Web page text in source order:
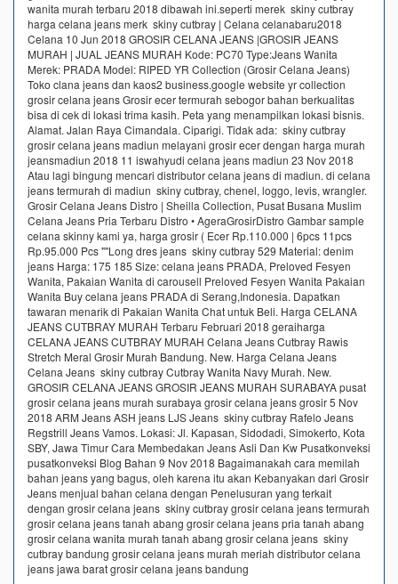
wanita murah terbaru 2018 dibawah ini.seperti merek skiny cutbray
harga celana jeans merk skiny cutbray | Celana celanabaru2018
Celana 10 Jun 2018 GROSIR CELANA JEANS |GROSIR JEANS
MURAH | JUAL JEANS MURAH Kode: PC70 Type:Jeans Wanita
Merek: PRADA Model: RIPED YR Collection (Grosir Celana Jeans)
Toko clana jeans dan kaos2 business.google website yr collection
grosir celana jeans Grosir ecer termurah sebogor bahan berkualitas
bisa di cek di lokasi trima kasih. Peta yang menampilkan lokasi bisnis.
Alamat. Jalan Raya Cimandala. Ciparigi. Tidak ada: skiny cutbray
grosir celana jeans madiun melayani grosir ecer dengan harga murah
jeansmadiun 2018 11 iswahyudi celana jeans madiun 23 Nov 2018
Atau lagi bingung mencari distributor celana jeans di madiun. di celana
jeans termurah di madiun skiny cutbray, chenel, loggo, levis, wrangler.
Grosir Celana Jeans Distro | Sheilla Collection, Pusat Busana Muslim
Celana Jeans Pria Terbaru Distro • AgeraGrosirDistro Gambar sample
celana skinny kami ya, harga grosir ( Ecer Rp.110.000 | 6pcs 11pcs
Rp.95.000 Pcs ""Long dres jeans skiny cutbray 529 Material: denim
jeans Harga: 175 185 Size: celana jeans PRADA, Preloved Fesyen
Wanita, Pakaian Wanita di carousell Preloved Fesyen Wanita Pakaian
Wanita Buy celana jeans PRADA di Serang,Indonesia. Dapatkan
tawaran menarik di Pakaian Wanita Chat untuk Beli. Harga CELANA
JEANS CUTBRAY MURAH Terbaru Februari 2018 geraiharga
CELANA JEANS CUTBRAY MURAH Celana Jeans Cutbray Rawis
Stretch Meral Grosir Murah Bandung. New. Harga Celana Jeans
Celana Jeans skiny cutbray Cutbray Wanita Navy Murah. New.
GROSIR CELANA JEANS GROSIR JEANS MURAH SURABAYA pusat
grosir celana jeans murah surabaya grosir celana jeans grosir 5 Nov
2018 ARM Jeans ASH jeans LJS Jeans skiny cutbray Rafelo Jeans
Regstrill Jeans Vamos. Lokasi: Jl. Kapasan, Sidodadi, Simokerto, Kota
SBY, Jawa Timur Cara Membedakan Jeans Asli Dan Kw Pusatkonveksi
pusatkonveksi Blog Bahan 9 Nov 2018 Bagaimanakah cara memilah
bahan jeans yang bagus, oleh karena itu akan Kebanyakan dari Grosir
Jeans menjual bahan celana dengan Penelusuran yang terkait
dengan grosir celana jeans skiny cutbray grosir celana jeans termurah
grosir celana jeans tanah abang grosir celana jeans pria tanah abang
grosir celana wanita murah tanah abang grosir celana jeans skiny
cutbray bandung grosir celana jeans murah meriah distributor celana
jeans jawa barat grosir celana jeans bandung